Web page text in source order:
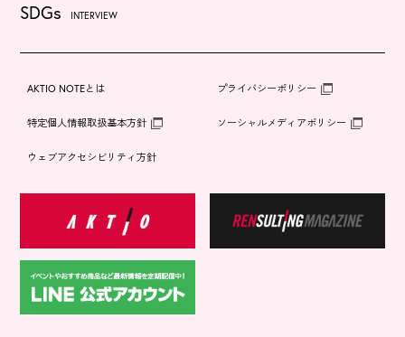
SDGs INTERVIEW
AKTIO NOTEとは プライバシーポリシー
特定個人情報取扱基本方針 ソーシャルメディアポリシー
ウェブアクセシビリティ方針